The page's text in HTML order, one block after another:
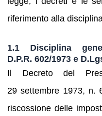
riferimento alla
1.1 Disciplina
D.P.R. 602/1973 e
Il Decreto del
29 settembre 1973, n.
riscossione delle